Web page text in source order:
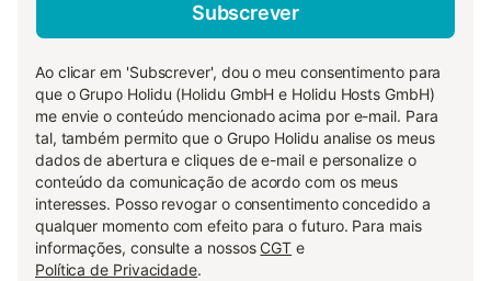
Subscrever
Ao clicar em 'Subscrever', dou o meu consentimento para
que o Grupo Holidu (Holidu GmbH e Holidu Hosts GmbH)
me envie o conteúdo mencionado acima por e-mail. Para
tal, também permito que o Grupo Holidu analise os meus
dados de abertura e cliques de e-mail e personalize o
conteúdo da comunicação de acordo com os meus
interesses. Posso revogar o consentimento concedido a
qualquer momento com efeito para o futuro. Para mais
informações, consulte a nossos CGT e
Política de Privacidade.